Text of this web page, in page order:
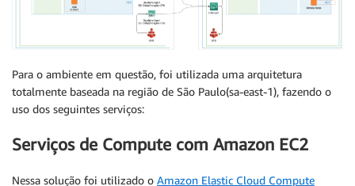
Para o ambiente em questão, foi utilizada uma arquitetura
totalmente baseada na região de São Paulo(sa-east-1), fazendo o
uso dos seguintes serviços:
Serviços de Compute com Amazon EC2
Nessa solução foi utilizado o Amazon Elastic Cloud Compute